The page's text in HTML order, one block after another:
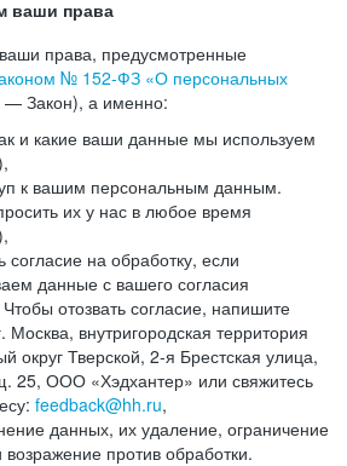
ваши права
права, предусмотренные
№ 152-ФЗ «О персональных
— Закон), а именно:
и какие ваши данные мы используем
к вашим персональным данным.
их у нас в любое время
согласие на обработку, если
данные с вашего согласия
отозвать согласие, напишите
Москва, внутригородская территория
округ Тверской, 2-я Брестская улица,
25, ООО «Хэдхантер» или свяжитесь
feedback@hh.ru,
данных, их удаление, ограничение
против обработки.